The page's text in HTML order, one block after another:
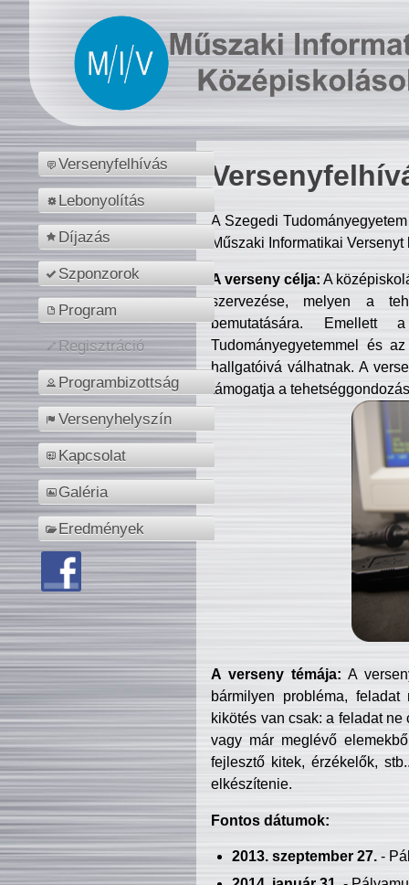
Versenyfelhívás
Lebonyolítás
Díjazás
Szponzorok
Program
Regisztráció
Programbizottság
Versenyhelyszín
Kapcsolat
Galéria
Eredmények
A Szegedi
Műszaki Informatikai
A verseny célja: A
szervezése, melyen a
bemutatására. Emellett
Tudományegyetemmel és
hallgatóivá válhatnak. A
támogatja a
A verseny témája: A
bármilyen probléma, feladat
kikötés van csak: a feladat
vagy már meglévő
fejlesztő kitek, érzékelők,
elkészítenie.
Fontos dátumok:
2013. szeptember 27.-